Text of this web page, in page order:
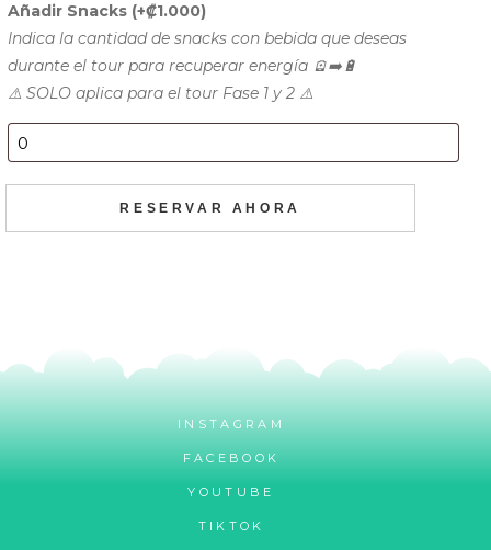
Añadir Snacks (+₡1.000)
Indica la cantidad de snacks con bebida que deseas
durante el tour para recuperar energía 🪫➡️🔋
⚠️ SOLO aplica para el tour Fase 1 y 2 ⚠️
RESERVAR AHORA
INSTAGRAM
FACEBOOK
YOUTUBE
TIKTOK